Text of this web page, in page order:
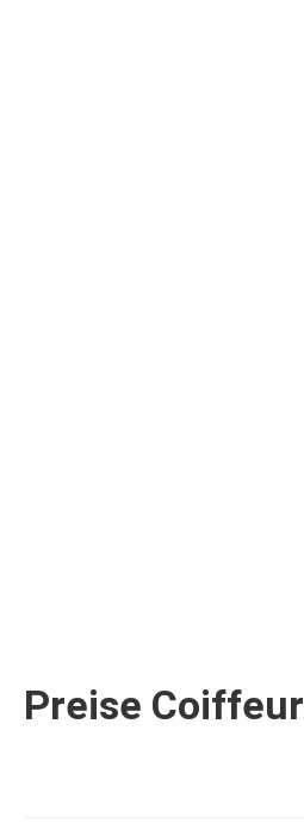
Preise Coiffeur